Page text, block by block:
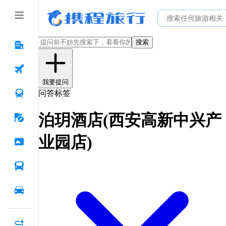
搜索
我要提问
问答标签
泊玥酒店(西安高新中兴产
业园店)